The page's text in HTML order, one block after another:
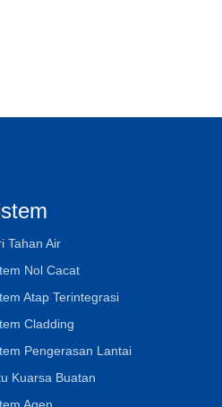
Tahan Air
Nol Cacat
Atap Terintegrasi
Cladding
Pengerasan Lantai
Kuarsa Buatan